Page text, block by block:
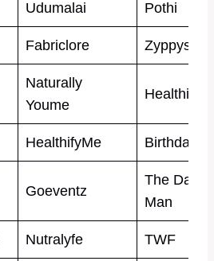
Udumalai Pothi
Fabriclore Zyppys
Naturally
Youme
Healthi
HealthifyMe Birthday
Goeventz
The
Man
Nutralyfe TWF